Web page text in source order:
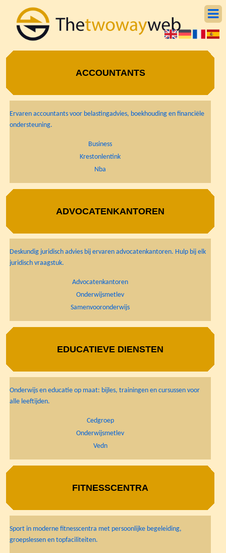
ACCOUNTANTS
Ervaren accountants voor belastingadvies, boekhouding en financiële
ondersteuning.
Business
Krestonlentink
Nba
ADVOCATENKANTOREN
Deskundig juridisch advies bij ervaren advocatenkantoren. Hulp bij elk
juridisch vraagstuk.
Advocatenkantoren
Onderwijsmetlev
Samenvooronderwijs
EDUCATIEVE DIENSTEN
Onderwijs en educatie op maat: bijles, trainingen en cursussen voor
alle leeftijden.
Cedgroep
Onderwijsmetlev
Vedn
FITNESSCENTRA
Sport in moderne fitnesscentra met persoonlijke begeleiding,
groepslessen en topfaciliteiten.